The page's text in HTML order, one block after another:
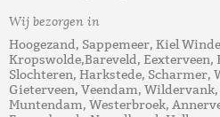
Wij bezorgen in
Hoogezand, Sappemeer, Kiel
Kropswolde,Bareveld, Eexterveen,
Slochteren, Harkstede, Scharmer,
Gieterveen, Veendam,
Muntendam, Westerbroek,